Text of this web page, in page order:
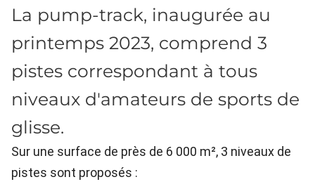
La pump-track, inaugurée au
printemps 2023, comprend 3
pistes correspondant à tous
niveaux d'amateurs de sports de
glisse.
Sur une surface de près de 6 000 m², 3 niveaux de
pistes sont proposés :